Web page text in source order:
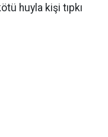
huyla kişi tıpkı